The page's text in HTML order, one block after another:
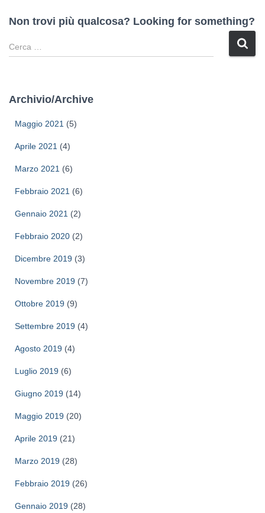
Non trovi più qualcosa? Looking for something?
R
i
Archivio/Archive
Maggio 2021 (5)
Aprile 2021 (4)
Marzo 2021 (6)
Febbraio 2021 (6)
Gennaio 2021 (2)
Febbraio 2020 (2)
Dicembre 2019 (3)
Novembre 2019 (7)
Ottobre 2019 (9)
Settembre 2019 (4)
Agosto 2019 (4)
Luglio 2019 (6)
Giugno 2019 (14)
Maggio 2019 (20)
Aprile 2019 (21)
Marzo 2019 (28)
Febbraio 2019 (26)
Gennaio 2019 (28)